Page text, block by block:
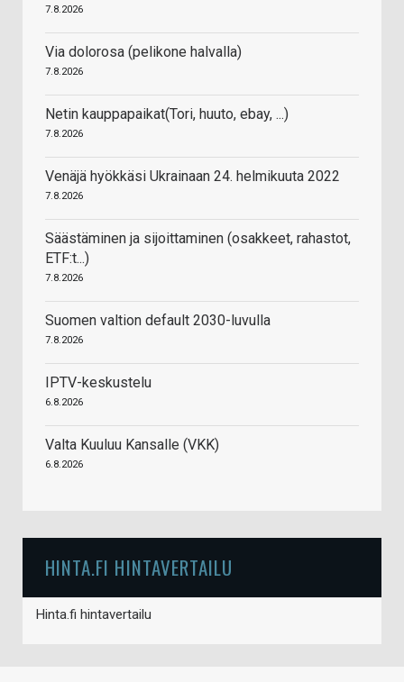
7.8.2026
Via dolorosa (pelikone halvalla)
7.8.2026
Netin kauppapaikat(Tori, huuto, ebay, ...)
7.8.2026
Venäjä hyökkäsi Ukrainaan 24. helmikuuta 2022
7.8.2026
Säästäminen ja sijoittaminen (osakkeet, rahastot,
ETF:t...)
7.8.2026
Suomen valtion default 2030-luvulla
7.8.2026
IPTV-keskustelu
6.8.2026
Valta Kuuluu Kansalle (VKK)
6.8.2026
HINTA.FI HINTAVERTAILU
Hinta.fi hintavertailu